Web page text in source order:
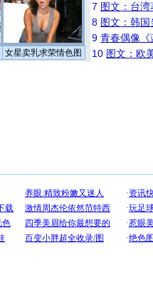
女星卖乳求荣情色图
7 图文：台
8 图文：韩
9 青春偶像《
10 图文：欧